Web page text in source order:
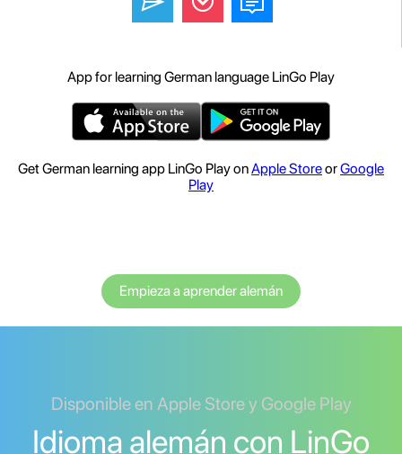
App for learning German language LinGo Play
Get German learning app LinGo Play onApple StoreorGoogle
Play
Empieza a aprender alemán
Disponible en Apple Store y Google Play
Idioma alemán con LinGo